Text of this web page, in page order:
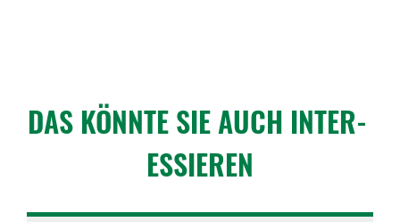
DAS KÖNNTE SIE AUCH INTER­
ES­SIEREN